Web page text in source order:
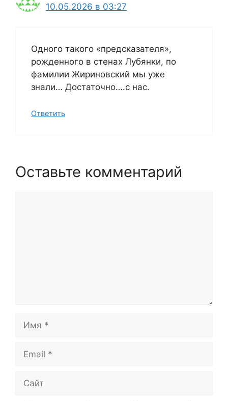
10.05.2026 в 03:27
Одного такого «предсказателя»,
рожденного в стенах Лубянки, по
фамилии Жириновский мы уже
знали… Достаточно….с нас.
Ответить
Оставьте комментарий
Имя
Email
Сайт